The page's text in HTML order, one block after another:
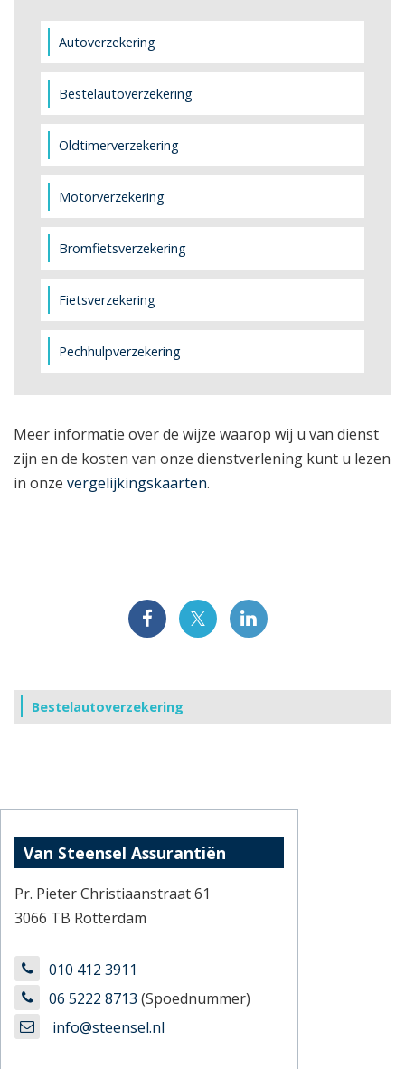
Autoverzekering
Bestelautoverzekering
Oldtimerverzekering
Motorverzekering
Bromfietsverzekering
Fietsverzekering
Pechhulpverzekering
Meer informatie over de wijze waarop wij u van dienst
zijn en de kosten van onze dienstverlening kunt u lezen
in onze vergelijkingskaarten.
Bestelautoverzekering
Van Steensel Assurantiën
Pr. Pieter Christiaanstraat 61
3066 TB Rotterdam
010 412 3911
06 5222 8713 (Spoednummer)
info@steensel.nl